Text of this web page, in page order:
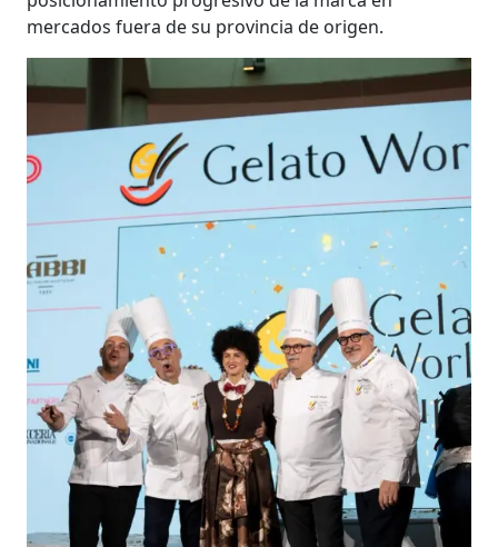
mercados fuera de su provincia de origen.